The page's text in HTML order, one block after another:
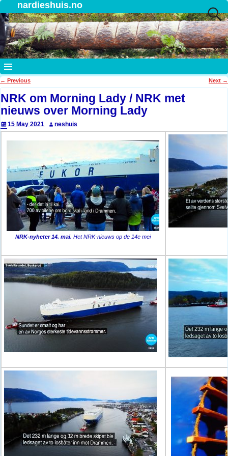
nardieshuis.no
Post navigation
← Previous Next →
NRK om Morning Lady / NRK met
nieuws over Morning Lady
15 May 2021 neshuis
NRK-nyheter 14. mai. Het NRK-nieuws op de 14e mei